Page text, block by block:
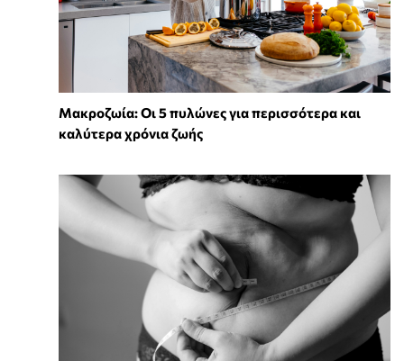
Mακροζωία: Οι 5 πυλώνες για περισσότερα και
καλύτερα χρόνια ζωής